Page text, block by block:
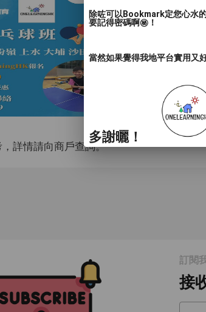
詳情請向商戶查詢。
訂閱
接
除咗可以Bookmark定您心水
要記得密碼啊㊙️！
當然如果覺得我地平台實用又
多謝曬！